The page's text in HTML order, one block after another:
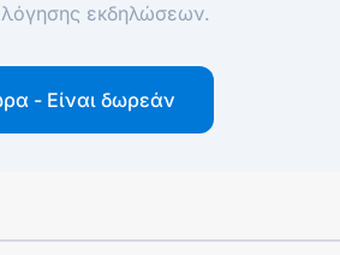
εκδηλώσεων.
- Είναι δωρεάν